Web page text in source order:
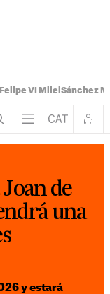
VI MileiSánchez
de
una
y estará